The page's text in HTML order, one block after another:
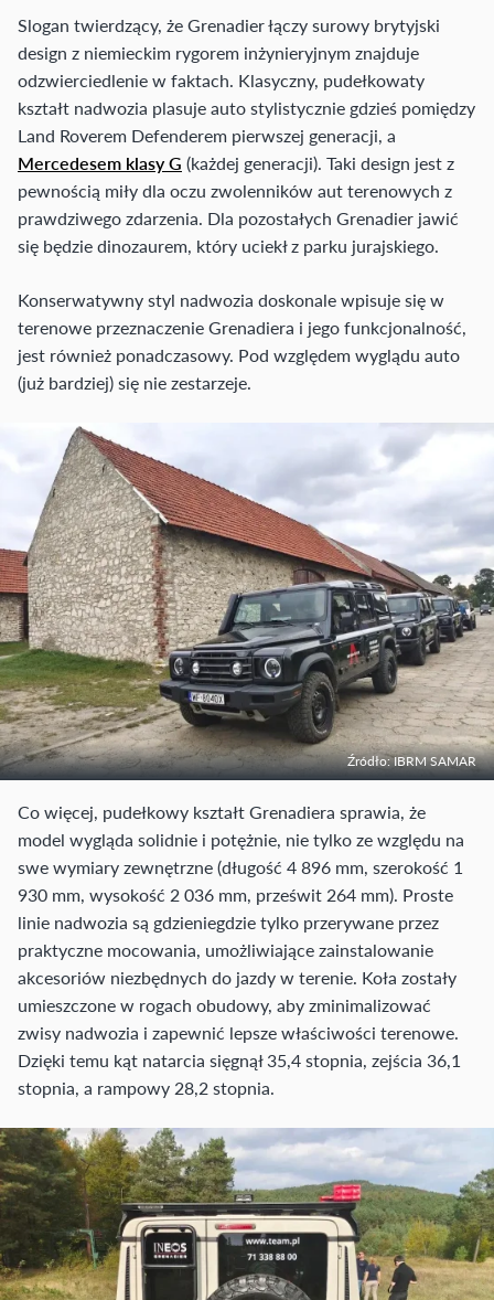
Slogan twierdzący, że Grenadier łączy surowy brytyjski
design z niemieckim rygorem inżynieryjnym znajduje
odzwierciedlenie w faktach. Klasyczny, pudełkowaty
kształt nadwozia plasuje auto stylistycznie gdzieś pomiędzy
Land Roverem Defenderem pierwszej generacji, a
Mercedesem klasy G (każdej generacji). Taki design jest z
pewnością miły dla oczu zwolenników aut terenowych z
prawdziwego zdarzenia. Dla pozostałych Grenadier jawić
się będzie dinozaurem, który uciekł z parku jurajskiego.
Konserwatywny styl nadwozia doskonale wpisuje się w
terenowe przeznaczenie Grenadiera i jego funkcjonalność,
jest również ponadczasowy. Pod względem wyglądu auto
(już bardziej) się nie zestarzeje.
Źródło: IBRM SAMAR
Co więcej, pudełkowy kształt Grenadiera sprawia, że
model wygląda solidnie i potężnie, nie tylko ze względu na
swe wymiary zewnętrzne (długość 4 896 mm, szerokość 1
930 mm, wysokość 2 036 mm, prześwit 264 mm). Proste
linie nadwozia są gdzieniegdzie tylko przerywane przez
praktyczne mocowania, umożliwiające zainstalowanie
akcesoriów niezbędnych do jazdy w terenie. Koła zostały
umieszczone w rogach obudowy, aby zminimalizować
zwisy nadwozia i zapewnić lepsze właściwości terenowe.
Dzięki temu kąt natarcia sięgnął 35,4 stopnia, zejścia 36,1
stopnia, a rampowy 28,2 stopnia.